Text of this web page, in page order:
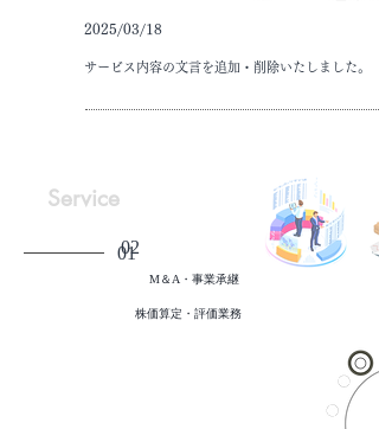
​2025/03/18
サービス内容の文言を追加・削除いたしました。​
​Service
02
01
M＆A・事業承継
株価算定・評価業務